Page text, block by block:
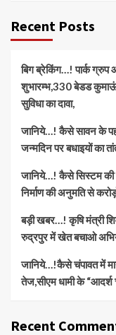
Recent Posts
बिग ब्रेकिंग…! पार्क ग्रुप
शुभारम्भ,330 बेडड
सुविधा का दावा,
जानिये…! कैसे सावन के
जन्मदिन पर बधाइयों का
जानिये…! कैसे सिस्टम की
निर्माण की अनुमति से
बड़ी खबर…! कृषि मंत्री
रुद्रपुर में खेत बचाओ
जानिये…!कैसे चंपावत में
तेज,सीएम धामी के “आदर्श
Recent